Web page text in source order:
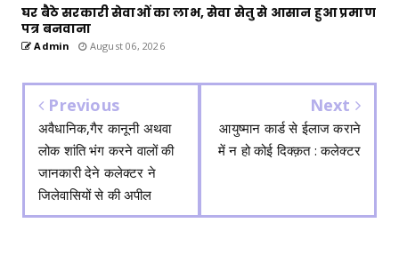
घर बैठे सरकारी सेवाओं का लाभ, सेवा सेतु से आसान हुआ प्रमाण
पत्र बनवाना
Admin August 06, 2026
Previous
अवैधानिक,गैर कानूनी अथवा
लोक शांति भंग करने वालों की
जानकारी देने कलेक्टर ने
जिलेवासियों से की अपील
Next
आयुष्मान कार्ड से ईलाज कराने
में न हो कोई दिक्क़त : कलेक्टर